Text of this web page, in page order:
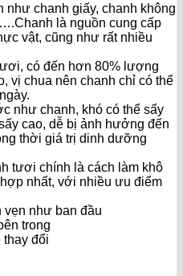
chanh giấy, chanh không
là nguồn cung cấp
vật, cũng như rất nhiều
có đến hơn 80% lượng
vị chua nên chanh chỉ có thể
như chanh, khó có thể sấy
cao, dễ bị ảnh hưởng đến
thời giá trị dinh dưỡng
tươi chính là cách làm khô
nhất, với nhiều ưu điểm
vẹn như ban đầu
trong
đổi